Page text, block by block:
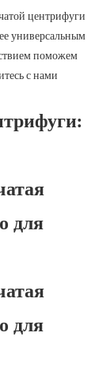
​​центрифуги
универсальным
поможем
с нами